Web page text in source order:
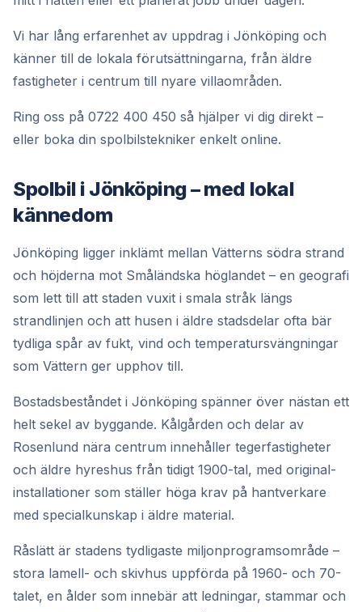
Vi har lång erfarenhet av uppdrag i Jönköping och
känner till de lokala förutsättningarna, från äldre
fastigheter i centrum till nyare villaområden.
Ring oss på 0722 400 450 så hjälper vi dig direkt –
eller boka din spolbilstekniker enkelt online.
Spolbil i Jönköping – med lokal
kännedom
Jönköping ligger inklämt mellan Vätterns södra strand
och höjderna mot Småländska höglandet – en geografi
som lett till att staden vuxit i smala stråk längs
strandlinjen och att husen i äldre stadsdelar ofta bär
tydliga spår av fukt, vind och temperatursvängningar
som Vättern ger upphov till.
Bostadsbeståndet i Jönköping spänner över nästan ett
helt sekel av byggande. Kålgården och delar av
Rosenlund nära centrum innehåller tegerfastigheter
och äldre hyreshus från tidigt 1900-tal, med original-
installationer som ställer höga krav på hantverkare
med specialkunskap i äldre material.
Råslätt är stadens tydligaste miljonprogramsområde –
stora lamell- och skivhus uppförda på 1960- och 70-
talet, en ålder som innebär att ledningar, stammar och